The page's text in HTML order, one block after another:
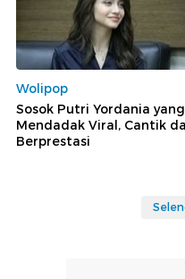
Wolipop
Sosok Putri Yordania yang
Mendadak Viral, Cantik
Berprestasi